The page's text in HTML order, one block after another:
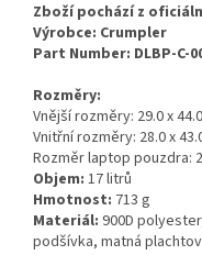
Zboží pochází z
Výrobce: Crumpler
Part Number: DLBP-C-
Rozměry:
Vnější rozměry: 29.0 x
Vnitřní rozměry: 28.0 x
Rozměr laptop pouzdra:
Objem: 17 litrů
Hmotnost: 713 g
Materiál: 900D
podšívka, matná